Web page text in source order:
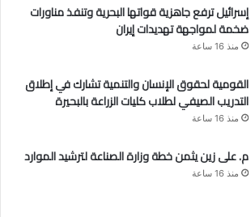
إسرائيل ترفع جاهزية قواتها البحرية وتنفذ مناورات
ضخمة لمواجهة تهديدات إيران
منذ 16 ساعة
القومية لحقوق الإنسان والتنمية تشارك في إطلاق
التدريب الصيفي لطلاب كليات الزراعة بالبحيرة
منذ 16 ساعة
م. على زين يثمن خطة وزارة الصناعة لترشيد الموارد
منذ 16 ساعة